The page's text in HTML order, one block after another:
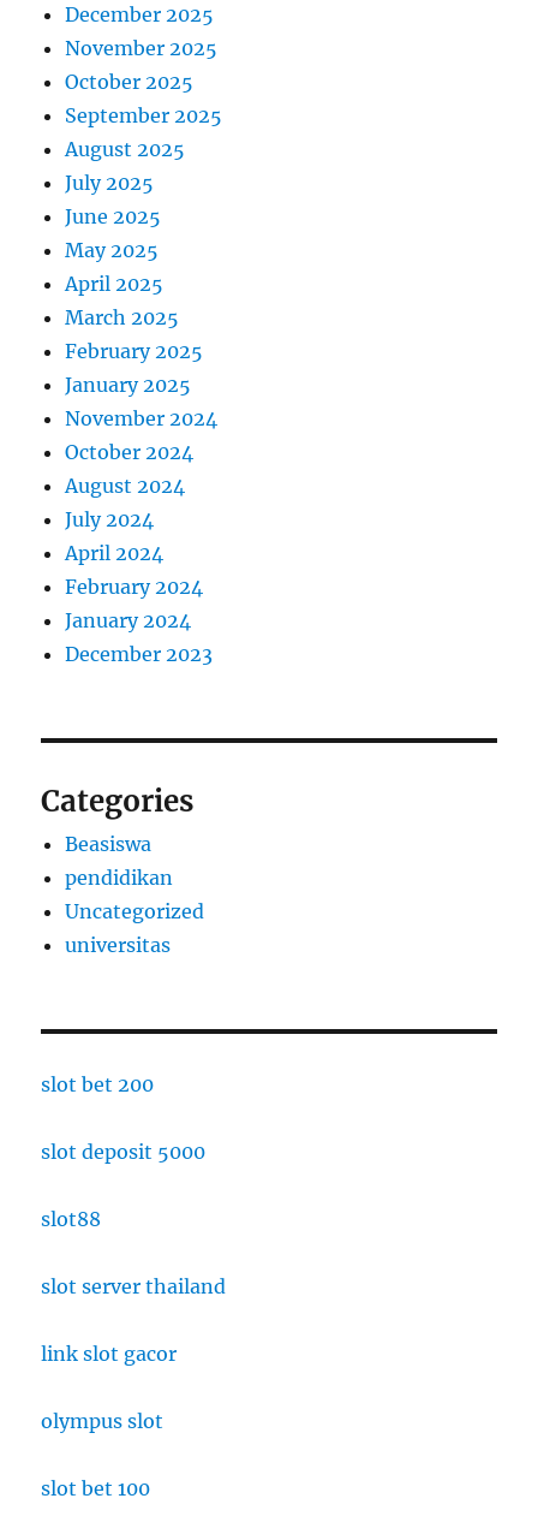
December 2025
November 2025
October 2025
September 2025
August 2025
July 2025
June 2025
May 2025
April 2025
March 2025
February 2025
January 2025
November 2024
October 2024
August 2024
July 2024
April 2024
February 2024
January 2024
December 2023
Categories
Beasiswa
pendidikan
Uncategorized
universitas
slot bet 200
slot deposit 5000
slot88
slot server thailand
link slot gacor
olympus slot
slot bet 100